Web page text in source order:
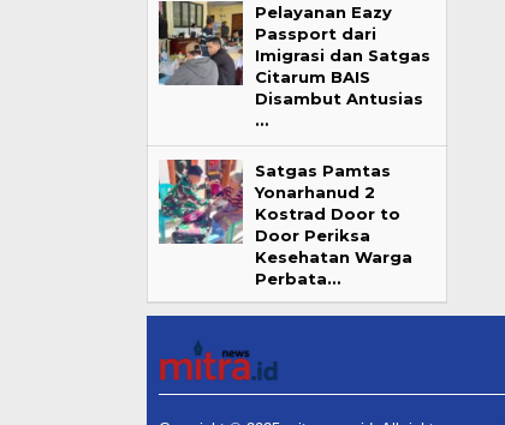
Pelayanan Eazy
Passport dari
Imigrasi dan Satgas
Citarum BAIS
Disambut Antusias
…
Satgas Pamtas
Yonarhanud 2
Kostrad Door to
Door Periksa
Kesehatan Warga
Perbata…